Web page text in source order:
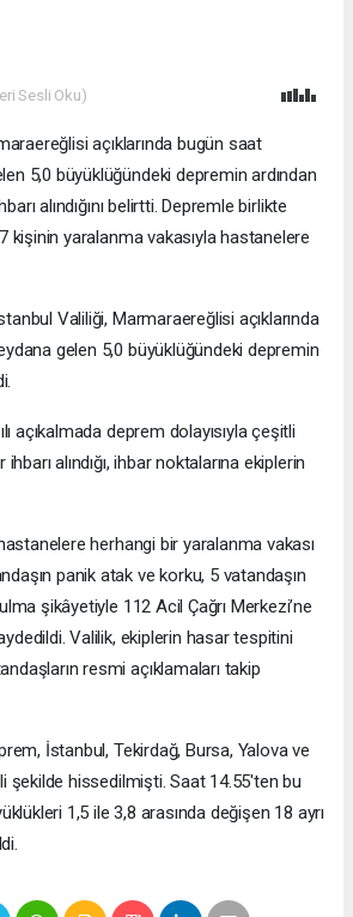
Sesli Oku)
açıklarında bugün saat
5,0 büyüklüğündeki depremin ardından
alındığını belirtti. Depremle birlikte
kişinin yaralanma vakasıyla hastanelere
Valiliği, Marmaraereğlisi açıklarında
gelen 5,0 büyüklüğündeki depremin
açıkalmada deprem dolayısıyla çeşitli
alındığı, ihbar noktalarına ekiplerin
herhangi bir yaralanma vakası
panik atak ve korku, 5 vatandaşın
şikâyetiyle 112 Acil Çağrı Merkezi’ne
Valilik, ekiplerin hasar tespitini
resmi açıklamaları takip
İstanbul, Tekirdağ, Bursa, Yalova ve
şekilde hissedilmişti. Saat 14.55'ten bu
1,5 ile 3,8 arasında değişen 18 ayrı